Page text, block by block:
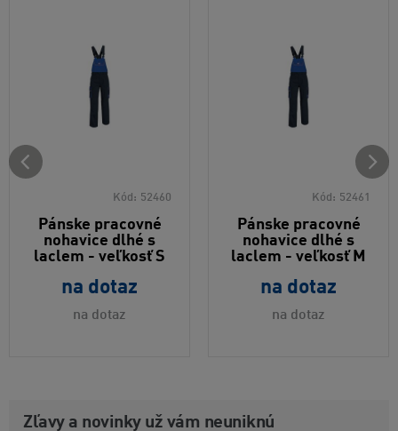
Kód: 52460
Pánske pracovné
nohavice dlhé s
laclem - veľkosť S
na dotaz
na dotaz
Kód: 52461
Pánske pracovné
nohavice dlhé s
laclem - veľkosť M
na dotaz
na dotaz
Zľavy a novinky už vám neuniknú